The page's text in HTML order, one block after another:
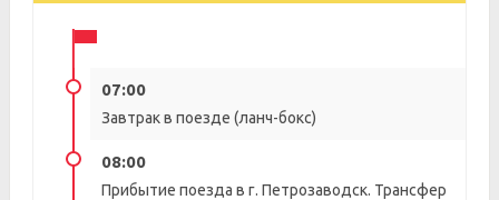
07:00
Завтрак в поезде (ланч-бокс)
08:00
Прибытие поезда в г. Петрозаводск. Трансфер